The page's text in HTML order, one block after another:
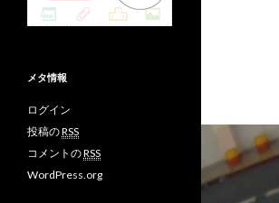
メタ情報
ログイン
投稿のRSS
コメントのRSS
WordPress.org